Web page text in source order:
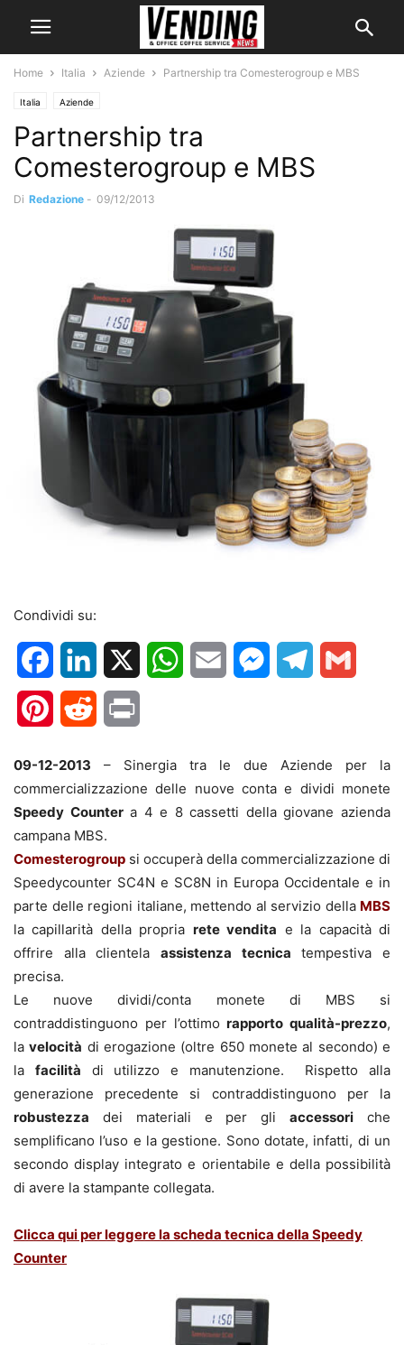
Home Italia Aziende Partnership tra Comesterogroup e MBS
Italia Aziende
Partnership tra
Comesterogroup e MBS
Di Redazione - 09/12/2013
Condividi su:
FacebookLinkedIn WhatsApp
Email MessengerTelegram
PinterestReddit
09-12-2013 – Sinergia tra le due Aziende per la
commercializzazione delle nuove conta e dividi monete
Speedy Countera 4 e 8 cassetti della giovane azienda
campana MBS.
Comesterogroup si occuperà della commercializzazione di
Speedycounter SC4N e SC8N in Europa Occidentale e in
parte delle regioni italiane, mettendo al servizio della MBS
la capillarità della propria rete vendita e la capacità di
offrire alla clientela assistenza tecnica tempestiva e
precisa.
Le nuove dividi/conta monete di MBS si
contraddistinguono per l’ottimorapporto qualità-prezzo,
lavelocità di erogazione (oltre 650 monete al secondo) e
la facilità di utilizzo e manutenzione. Rispetto alla
generazione precedente si contraddistinguono per la
robustezza dei materiali e per gliaccessori che
semplificano l’uso e la gestione. Sono dotate, infatti, di un
secondo display integrato e orientabile e della possibilità
di avere la stampante collegata.
Clicca qui per leggere la scheda tecnica della Speedy
Counter